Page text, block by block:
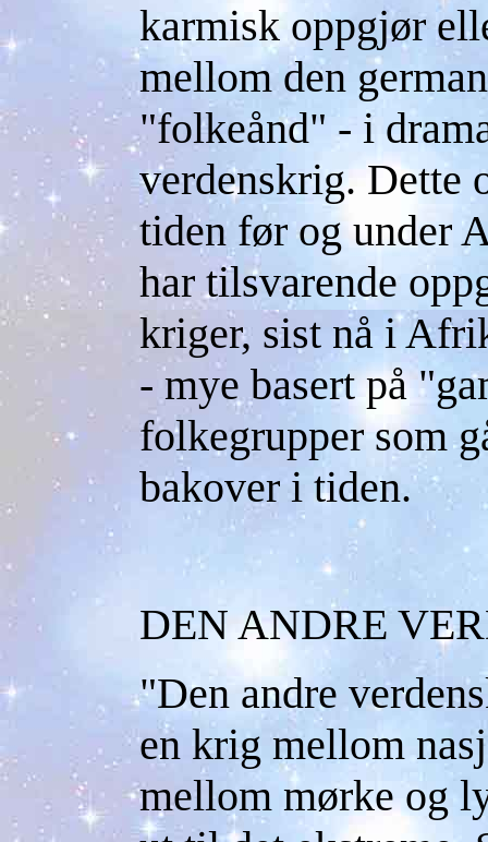
karmisk oppgjør
mellom den
"folkeånd" - i
verdenskrig. Dette
tiden før og under
har tilsvarende
kriger, sist nå i
- mye basert på
folkegrupper som
bakover i tiden.
DEN ANDRE
"Den andre
en krig mellom
mellom mørke og